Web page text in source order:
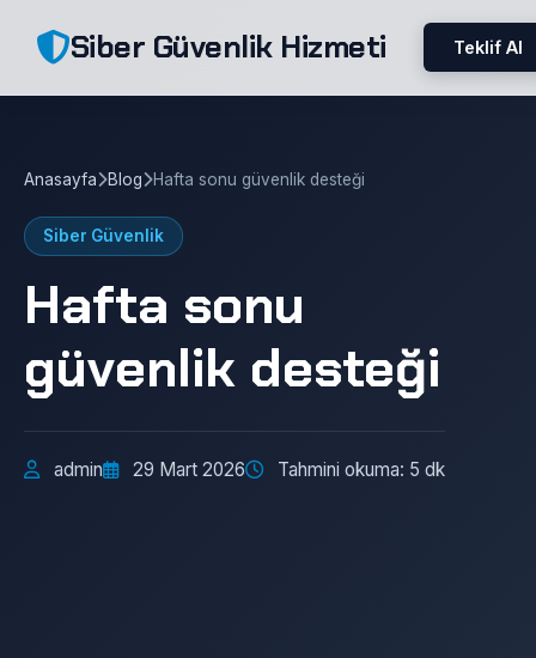
Siber Güvenlik Hizmeti Teklif Al
Anasayfa Blog Hafta sonu güvenlik desteği
Siber Güvenlik
Hafta sonu
güvenlik desteği
admin 29 Mart 2026 Tahmini okuma: 5 dk